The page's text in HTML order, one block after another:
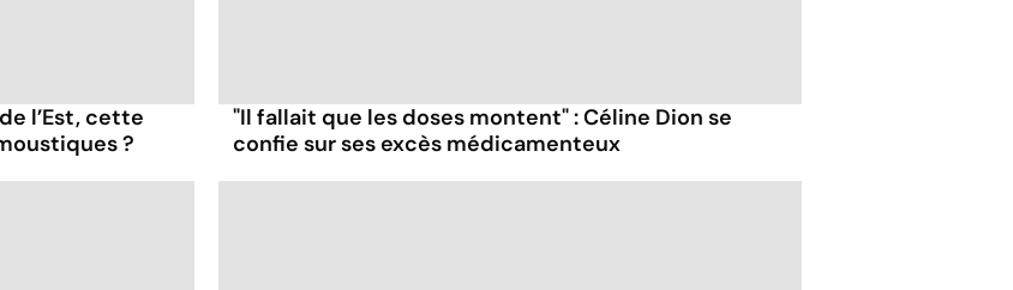
l’Est, cette
?
"Il fallait que les doses montent" : Céline Dion se
confie sur ses excès médicamenteux